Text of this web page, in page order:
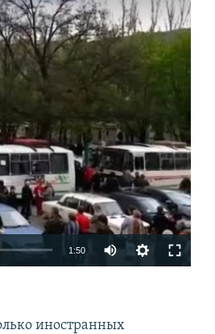
1:50
иностранных